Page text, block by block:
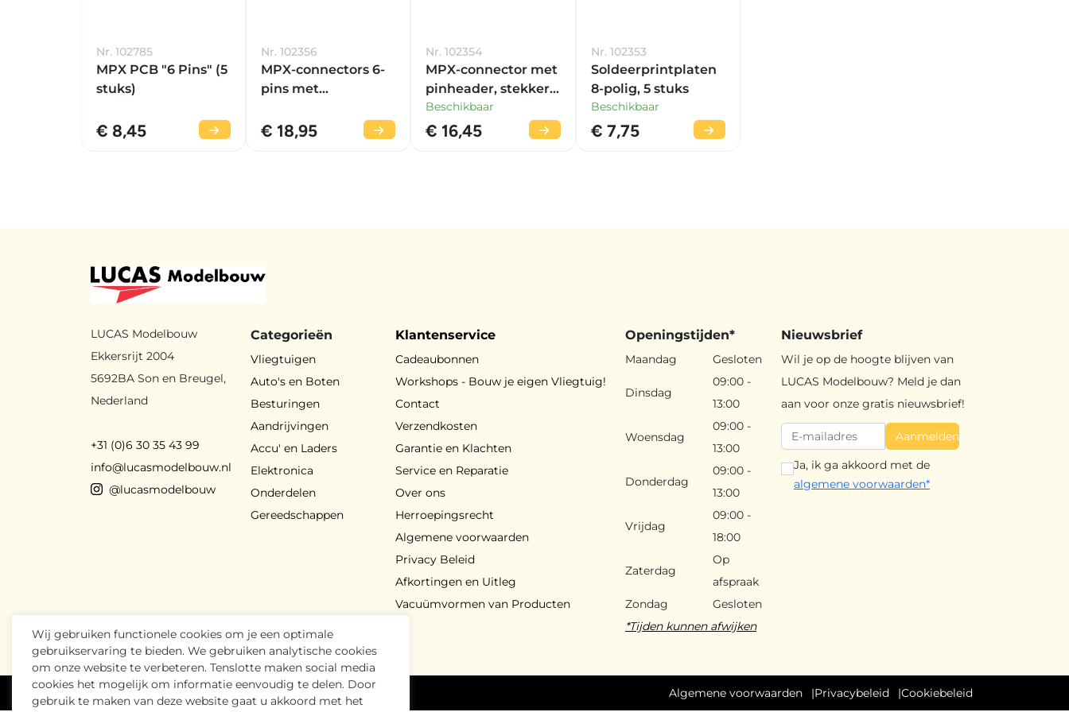
Wij gebruiken functionele cookies om je een optimale
gebruikservaring te bieden. We gebruiken analytische cookies
om onze website te verbeteren. Tenslotte maken social media
cookies het mogelijk om informatie eenvoudig te delen. Door
gebruik te maken van deze website gaat u akkoord met het
Nr. 102785
MPX PCB "6 Pins" (5
stuks)
€ 8,45
Nr. 102356
MPX-connectors 6-
pins met
printplaat 2 paar
€ 18,95
Nr. 102354
MPX-connector met
pinheader, stekker
en bus
Beschikbaar
€ 16,45
Nr. 102353
Soldeerprintplaten
8-polig, 5 stuks
Beschikbaar
€ 7,75
LUCAS Modelbouw
Ekkersrijt 2004
5692BA Son en Breugel,
Nederland
+31 (0)6 30 35 43 99
info@lucasmodelbouw.nl
@lucasmodelbouw
Categorieën
Vliegtuigen
Auto's en Boten
Besturingen
Aandrijvingen
Accu' en Laders
Elektronica
Onderdelen
Gereedschappen
Klantenservice
Cadeaubonnen
Workshops - Bouw je eigen Vliegtuig!
Contact
Verzendkosten
Garantie en Klachten
Service en Reparatie
Over ons
Herroepingsrecht
Algemene voorwaarden
Privacy Beleid
Afkortingen en Uitleg
Vacuümvormen van Producten
Openingstijden*
Maandag Gesloten
Dinsdag
09:00 -
13:00
Woensdag
09:00 -
13:00
Donderdag
09:00 -
13:00
Vrijdag
09:00 -
18:00
Zaterdag
Op
afspraak
Zondag
Gesloten
*Tijden kunnen afwijken
Nieuwsbrief
Wil je op de hoogte blijven van
LUCAS Modelbouw? Meld je dan
aan voor onze gratis nieuwsbrief!
Aanmelden
Ja, ik ga akkoord met de
algemene voorwaarden*
Lucas Modelbouw2026 - Alle rechten voorbehouden Algemene voorwaarden Privacybeleid Cookiebeleid